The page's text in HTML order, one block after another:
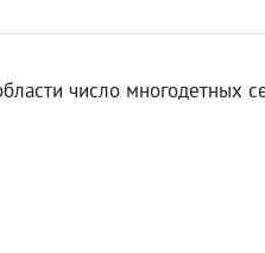
число многодетных